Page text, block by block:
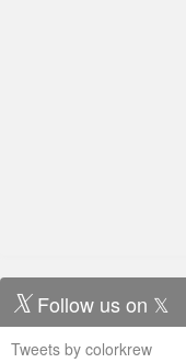
Follow us on 𝕏
Tweets by colorkrew